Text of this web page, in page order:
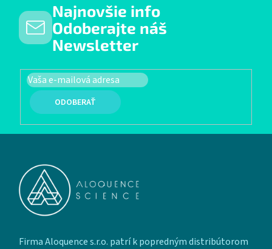
Najnovšie info
Odoberajte náš
Newsletter
PRIHLÁSIŤ SA
Firma Aloquence s.r.o. patrí k popredným distribútorom